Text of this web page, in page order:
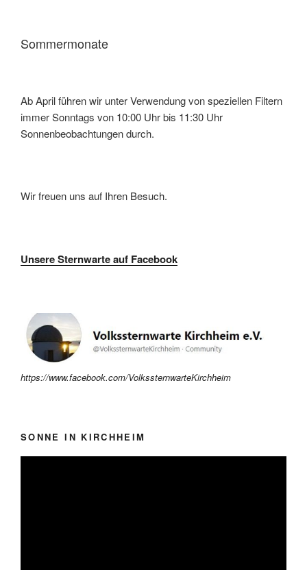
Sommermonate
Ab April führen wir unter Verwendung von speziellen Filtern
immer Sonntags von 10:00 Uhr bis 11:30 Uhr
Sonnenbeobachtungen durch.
Wir freuen uns auf Ihren Besuch.
Unsere Sternwarte auf Facebook
https://www.facebook.com/VolkssternwarteKirchheim
SONNE IN KIRCHHEIM